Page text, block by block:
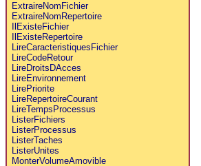
ExtraireNomFichier
ExtraireNomRepertoire
IlExisteFichier
IlExisteRepertoire
LireCaracteristiquesFichier
LireCodeRetour
LireDroitsDAcces
LireEnvironnement
LirePriorite
LireRepertoireCourant
LireTempsProcessus
ListerFichiers
ListerProcessus
ListerTaches
ListerUnites
MonterVolumeAmovible